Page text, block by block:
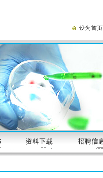
设为首页